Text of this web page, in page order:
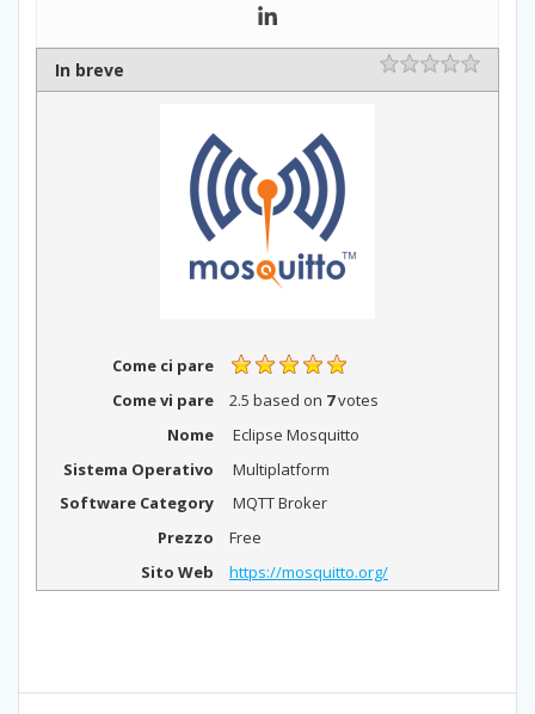
In breve
Come ci pare
Come vi pare
2.5 based on 7votes
Nome
Eclipse Mosquitto
Sistema Operativo
Multiplatform
Software Category
MQTT Broker
Prezzo
Free
Sito Web
https://mosquitto.org/